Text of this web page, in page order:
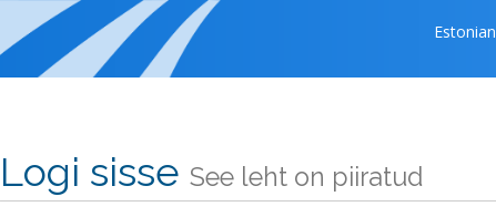
Estonian
Logi sisse See leht on piiratud